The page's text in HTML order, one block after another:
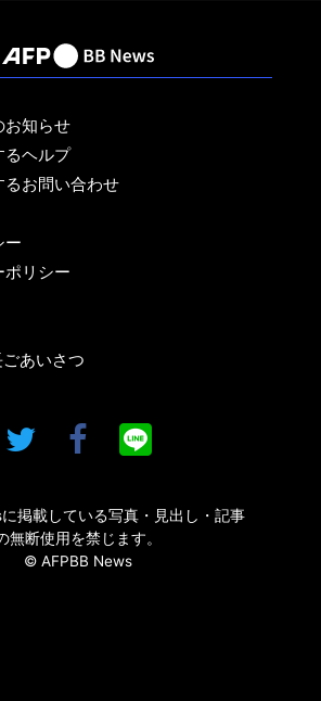
お知らせ
るヘルプ
るお問い合わせ
ー
ポリシー
あいさつ
掲載している写真・見出し・記事
無断使用を禁じます。
© AFPBB News